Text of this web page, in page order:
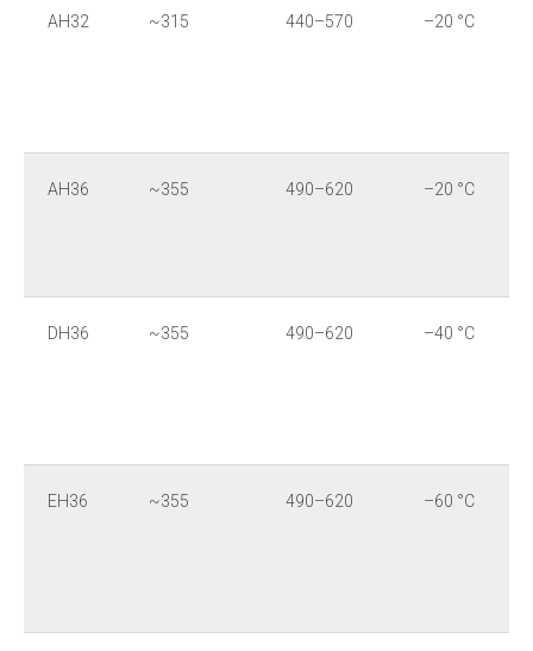
AH32 ~315 440–570 –20 °C
AH36 ~355 490–620 –20 °C
DH36 ~355 490–620 –40 °C
EH36 ~355 490–620 –60 °C